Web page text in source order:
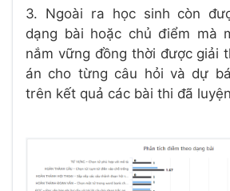
3. Ngoài ra học sinh còn
dạng bài hoặc chủ điểm mà
nắm vững đồng thời được giải
án cho từng câu hỏi và dự
trên kết quả các bài thi đã